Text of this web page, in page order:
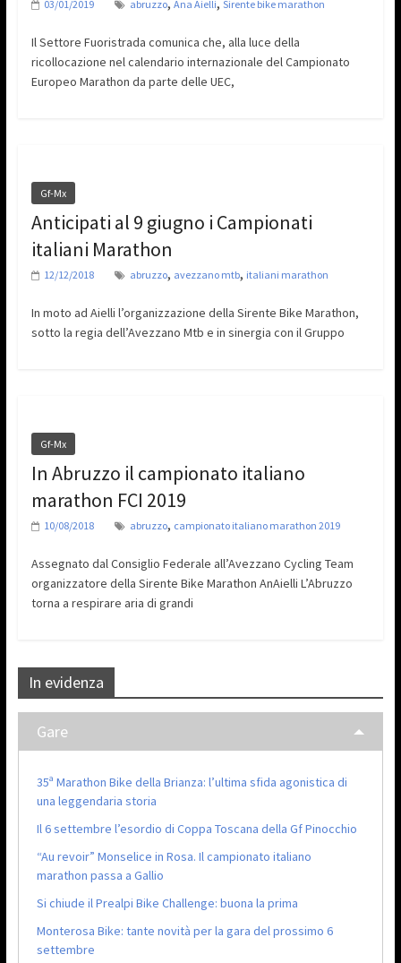
03/01/2019 abruzzo Ana Aielli Sirente bike marathon
Il Settore Fuoristrada comunica che, alla luce della
ricollocazione nel calendario internazionale del Campionato
Europeo Marathon da parte delle UEC,
Gf-Mx
Anticipati al 9 giugno i Campionati
italiani Marathon
12/12/2018 abruzzo, avezzano mtb, italiani marathon
In moto ad Aielli l’organizzazione della Sirente Bike Marathon,
sotto la regia dell’Avezzano Mtb e in sinergia con il Gruppo
Gf-Mx
In Abruzzo il campionato italiano
marathon FCI 2019
10/08/2018 abruzzo, campionato italiano marathon 2019
Assegnato dal Consiglio Federale all’Avezzano Cycling Team
organizzatore della Sirente Bike Marathon AnAielli L’Abruzzo
torna a respirare aria di grandi
In evidenza
Gare
35ª Marathon Bike della Brianza: l’ultima sfida agonistica di
una leggendaria storia
Il 6 settembre l’esordio di Coppa Toscana della Gf Pinocchio
“Au revoir” Monselice in Rosa. Il campionato italiano
marathon passa a Gallio
Si chiude il Prealpi Bike Challenge: buona la prima
Monterosa Bike: tante novità per la gara del prossimo 6
settembre